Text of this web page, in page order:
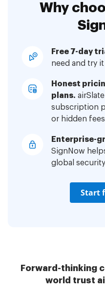
Why
Free 7-day
need and try
Honest
plans.
subscription
or hidden
Enterprise-
SignNow
global
Start
Forward-thinking
world trust